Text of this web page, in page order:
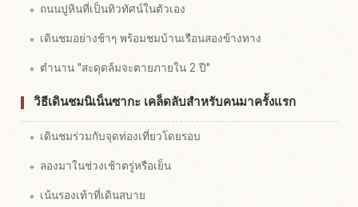
ถนนปูหินที่เป็นทิวทัศน์ในตัวเอง
เดินชมอย่างช้าๆ พร้อมชมบ้านเรือนสองข้างทาง
ตำนาน "สะดุดล้มจะตายภายใน 2 ปี"
วิธีเดินชมนิเน็นซากะ เคล็ดลับสำหรับคนมาครั้งแรก
เดินชมร่วมกับจุดท่องเที่ยวโดยรอบ
ลองมาในช่วงเช้าตรู่หรือเย็น
เน้นรองเท้าที่เดินสบาย